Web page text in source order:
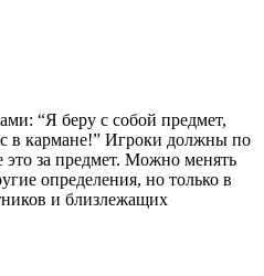
“Я беру с собой предмет,
в кармане!” Игроки должны по
это за предмет. Можно менять
определения, но только в
и близлежащих